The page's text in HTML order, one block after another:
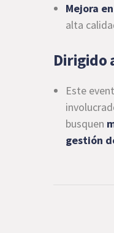
Mejora
alta
Dirigido
Este
busquen
gestión